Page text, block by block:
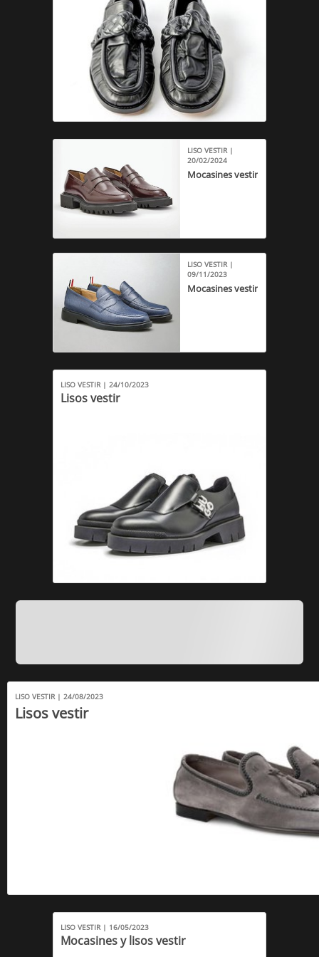
LISO VESTIR |
20/02/2024
Mocasines vestir
LISO VESTIR |
09/11/2023
Mocasines vestir
LISO VESTIR | 24/10/2023
Lisos vestir
LISO VESTIR | 24/08/2023
Lisos vestir
LISO VESTIR | 16/05/2023
Mocasines y lisos vestir